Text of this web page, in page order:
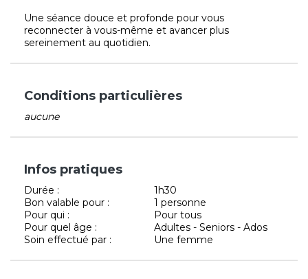
Une séance douce et profonde pour vous
reconnecter à vous-même et avancer plus
sereinement au quotidien.
Conditions particulières
aucune
Infos pratiques
Durée :
1h30
Bon valable pour :
1 personne
Pour qui :
Pour tous
Pour quel âge :
Adultes - Seniors - Ados
Soin effectué par :
Une femme